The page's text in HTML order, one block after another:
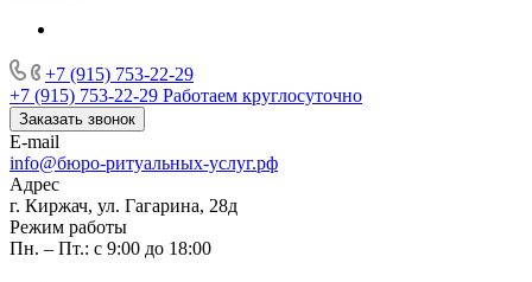
+7 (915) 753-22-29
+7 (915) 753-22-29 Работаем круглосуточно
Заказать звонок
E-mail
info@бюро-ритуальных-услуг.рф
Адрес
г. Киржач, ул. Гагарина, 28д
Режим работы
Пн. – Пт.: с 9:00 до 18:00